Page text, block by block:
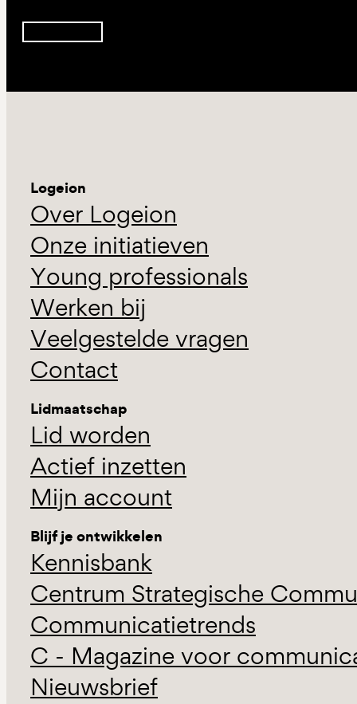
Logeion
Over Logeion
Onze initiatieven
Young professionals
Werken bij
Veelgestelde vragen
Contact
Lidmaatschap
Lid worden
Actief inzetten
Mijn account
Blijf je ontwikkelen
Kennisbank
Centrum Strategische
Communicatietrends
C - Magazine voor
Nieuwsbrief